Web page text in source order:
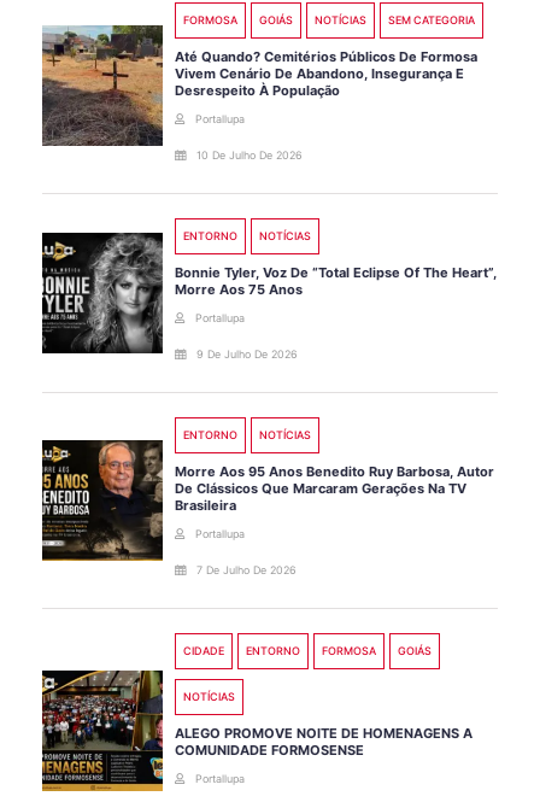
FORMOSA GOIÁS NOTÍCIAS SEM CATEGORIA
Até Quando? Cemitérios Públicos De Formosa
Vivem Cenário De Abandono, Insegurança E
Desrespeito À População
Portallupa
10 De Julho De 2026
ENTORNO NOTÍCIAS
Bonnie Tyler, Voz De “Total Eclipse Of The Heart”,
Morre Aos 75 Anos
Portallupa
9 De Julho De 2026
ENTORNO NOTÍCIAS
Morre Aos 95 Anos Benedito Ruy Barbosa, Autor
De Clássicos Que Marcaram Gerações Na TV
Brasileira
Portallupa
7 De Julho De 2026
CIDADE ENTORNO FORMOSA GOIÁS
NOTÍCIAS
ALEGO PROMOVE NOITE DE HOMENAGENS A
COMUNIDADE FORMOSENSE
Portallupa